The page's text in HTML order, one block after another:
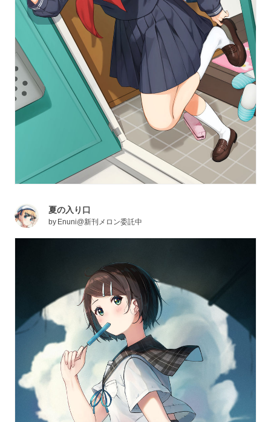
夏の入り口
by Enuni@新刊メロン委託中